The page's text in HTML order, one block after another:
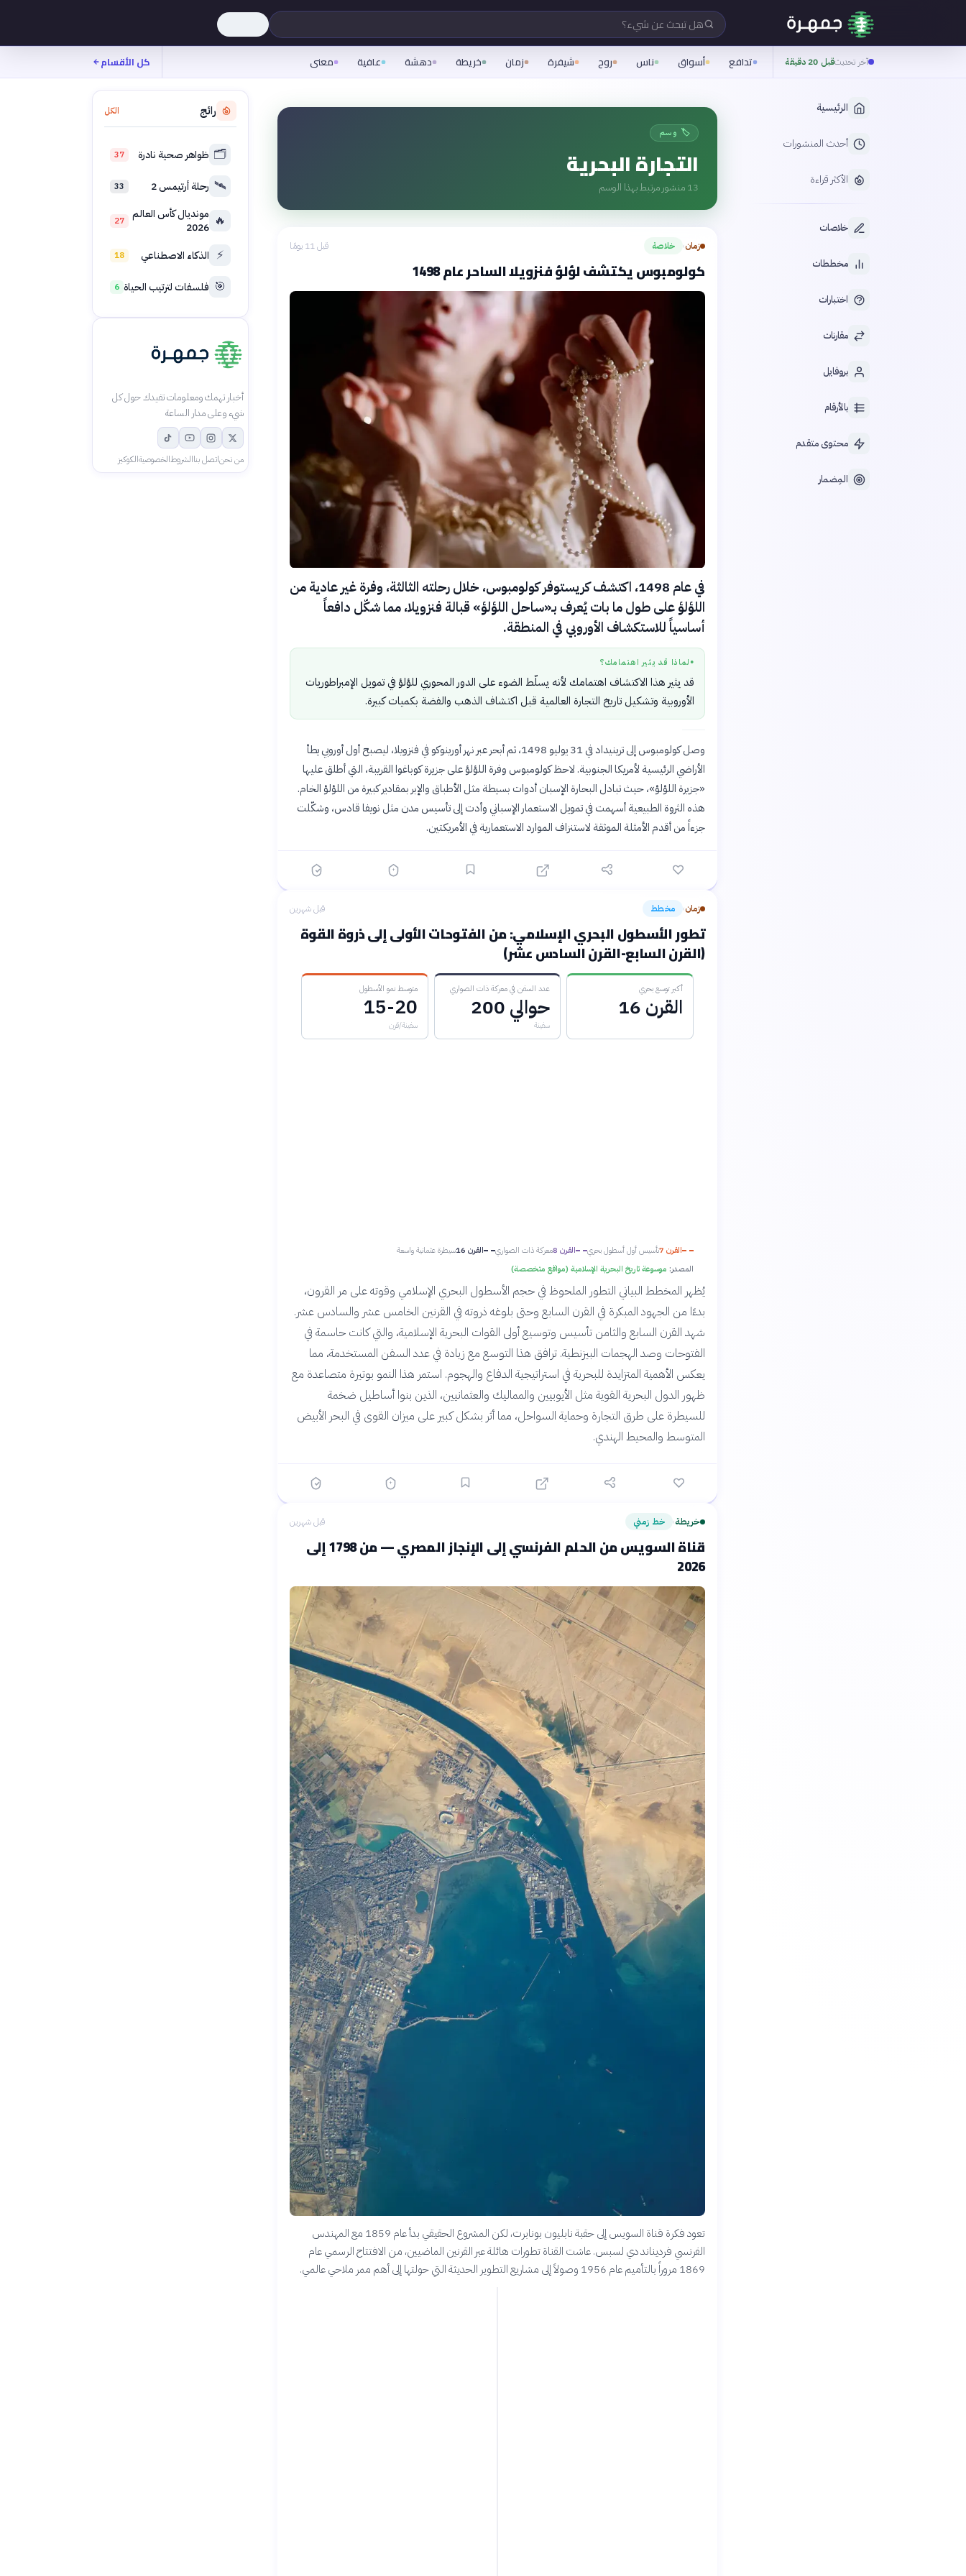
هل تبحث عن شيء؟
آخر تحديثقبل 20 دقيقة تدافع أسواق ناس روح شيفرة زمان خريطة دهشة عافية معنى كل الأقسام
الرئيسية
أحدث المنشورات
الأكثر قراءة
خلاصات
مخططات
اختبارات
مقارنات
بروفايل
بالأرقام
محتوى متقدم
المِضمار
🏷️ وسم
التجارة البحرية
13 منشور مرتبط بهذا الوسم
زمان› خلاصة قبل 11 يومًا
كولومبوس يكتشف لؤلؤ فنزويلا الساحر عام 1498
في عام 1498، اكتشف كريستوفر كولومبوس، خلال رحلته الثالثة، وفرة غير عادية من
اللؤلؤ على طول ما بات يُعرف بـ«ساحل اللؤلؤ» قبالة فنزويلا، مما شكّل دافعاً
أساسياً للاستكشاف الأوروبي في المنطقة.
● لماذا قد يثير اهتمامك؟
قد يثير هذا الاكتشاف اهتمامك لأنه يسلّط الضوء على الدور المحوري للؤلؤ في تمويل الإمبراطوريات
الأوروبية وتشكيل تاريخ التجارة العالمية قبل اكتشاف الذهب والفضة بكميات كبيرة.
وصل كولومبوس إلى ترينيداد في 31 يوليو 1498، ثم أبحر عبر نهر أورينوكو في فنزويلا، ليصبح أول أوروبي يطأ
الأراضي الرئيسية لأمريكا الجنوبية. لاحظ كولومبوس وفرة اللؤلؤ على جزيرة كوباغوا القريبة، التي أطلق عليها
«جزيرة اللؤلؤ»، حيث تبادل البحارة الإسبان أدوات بسيطة مثل الأطباق والإبر بمقادير كبيرة من اللؤلؤ الخام.
هذه الثروة الطبيعية أسهمت في تمويل الاستعمار الإسباني وأدت إلى تأسيس مدن مثل نويفا قادس، وشكّلت
جزءاً من أقدم الأمثلة الموثقة لاستنزاف الموارد الاستعمارية في الأمريكتين.
زمان› مخطط قبل شهرين
تطور الأسطول البحري الإسلامي: من الفتوحات الأولى إلى ذروة القوة
(القرن السابع-القرن السادس عشر)
أكبر توسع بحري
القرن 16
عدد السفن في معركة ذات الصواري
حوالي 200
سفينة
متوسط نمو الأسطول
15-20
سفينة/قرن
القرن 7 تأسيس أول أسطول بحري القرن 8 معركة ذات الصواري القرن 16
سيطرة عثمانية واسعة
المصدر: موسوعة تاريخ البحرية الإسلامية (مواقع متخصصة)
يُظهر المخطط البياني التطور الملحوظ في حجم الأسطول البحري الإسلامي وقوته على مر القرون،
بدءًا من الجهود المبكرة في القرن السابع وحتى بلوغه ذروته في القرنين الخامس عشر والسادس عشر.
شهد القرن السابع والثامن تأسيس وتوسيع أولى القوات البحرية الإسلامية، والتي كانت حاسمة في
الفتوحات وصد الهجمات البيزنطية. ترافق هذا التوسع مع زيادة في عدد السفن المستخدمة، مما
يعكس الأهمية المتزايدة للبحرية في استراتيجية الدفاع والهجوم. استمر هذا النمو بوتيرة متصاعدة مع
ظهور الدول البحرية القوية مثل الأيوبيين والمماليك والعثمانيين، الذين بنوا أساطيل ضخمة
للسيطرة على طرق التجارة وحماية السواحل، مما أثر بشكل كبير على ميزان القوى في البحر الأبيض
المتوسط والمحيط الهندي.
خريطة› خط زمني قبل شهرين
قناة السويس من الحلم الفرنسي إلى الإنجاز المصري — من 1798 إلى
2026
تعود فكرة قناة السويس إلى حقبة نابليون بونابرت، لكن المشروع الحقيقي بدأ عام 1859 مع المهندس
الفرنسي فرديناند دي لسبس. عاشت القناة تطورات هائلة عبر القرنين الماضيين، من الافتتاح الرسمي عام
1869 مروراً بالتأميم عام 1956 وصولاً إلى مشاريع التطوير الحديثة التي حولتها إلى أهم ممر ملاحي عالمي.
رائج الكل
🗂️ ظواهر صحية نادرة 37
🛰️ رحلة أرتيمس 2 33
🔥 مونديال كأس العالم
2026
27
⚡ الذكاء الاصطناعي 18
🎯 فلسفات لترتيب الحياة 6
أخبار تهمك ومعلومات تفيدك حول كل
شيء وعلى مدار الساعة
من نحناتصل بناالشروطالخصوصيةالكوكيز